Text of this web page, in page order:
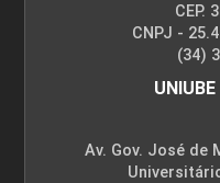
CEP.
CNPJ -
(34)
Av. Gov. José de